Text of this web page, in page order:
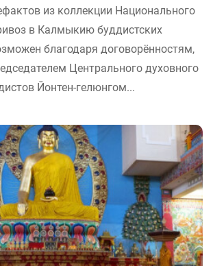
из коллекции Национального
в Калмыкию буддистских
благодаря договорённостям,
Центрального духовного
Йонтен-гелюнгом...